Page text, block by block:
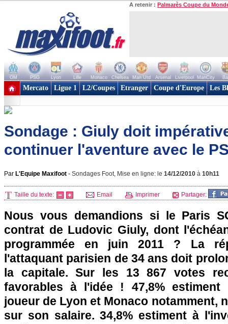
A retenir : Palmarès Coupe du
OM PSG Lyon Lille Monaco Chelsea Man Utd Arsenal Liverpool ManCity
+ de clubs
Mercato Ligue 1 L2/Coupes Etranger Coupe d'Europe Les
Sondage : Giuly doit
continuer l'aventure avec le
Par L'Equipe Maxifoot - Sondages Foot, Mise en ligne: le 14/12/2010 à 10h11
Taille du texte: Email Imprimer Partager:
Nous vous demandions si le Paris
contrat de Ludovic Giuly, dont
programmée en juin 2011 ? La
l'attaquant parisien de 34 ans doit
la capitale. Sur les 13 867 votes
favorables à l'idée ! 47,8% estiment
joueur de Lyon et Monaco notamment,
sur son salaire. 34,8% estiment à